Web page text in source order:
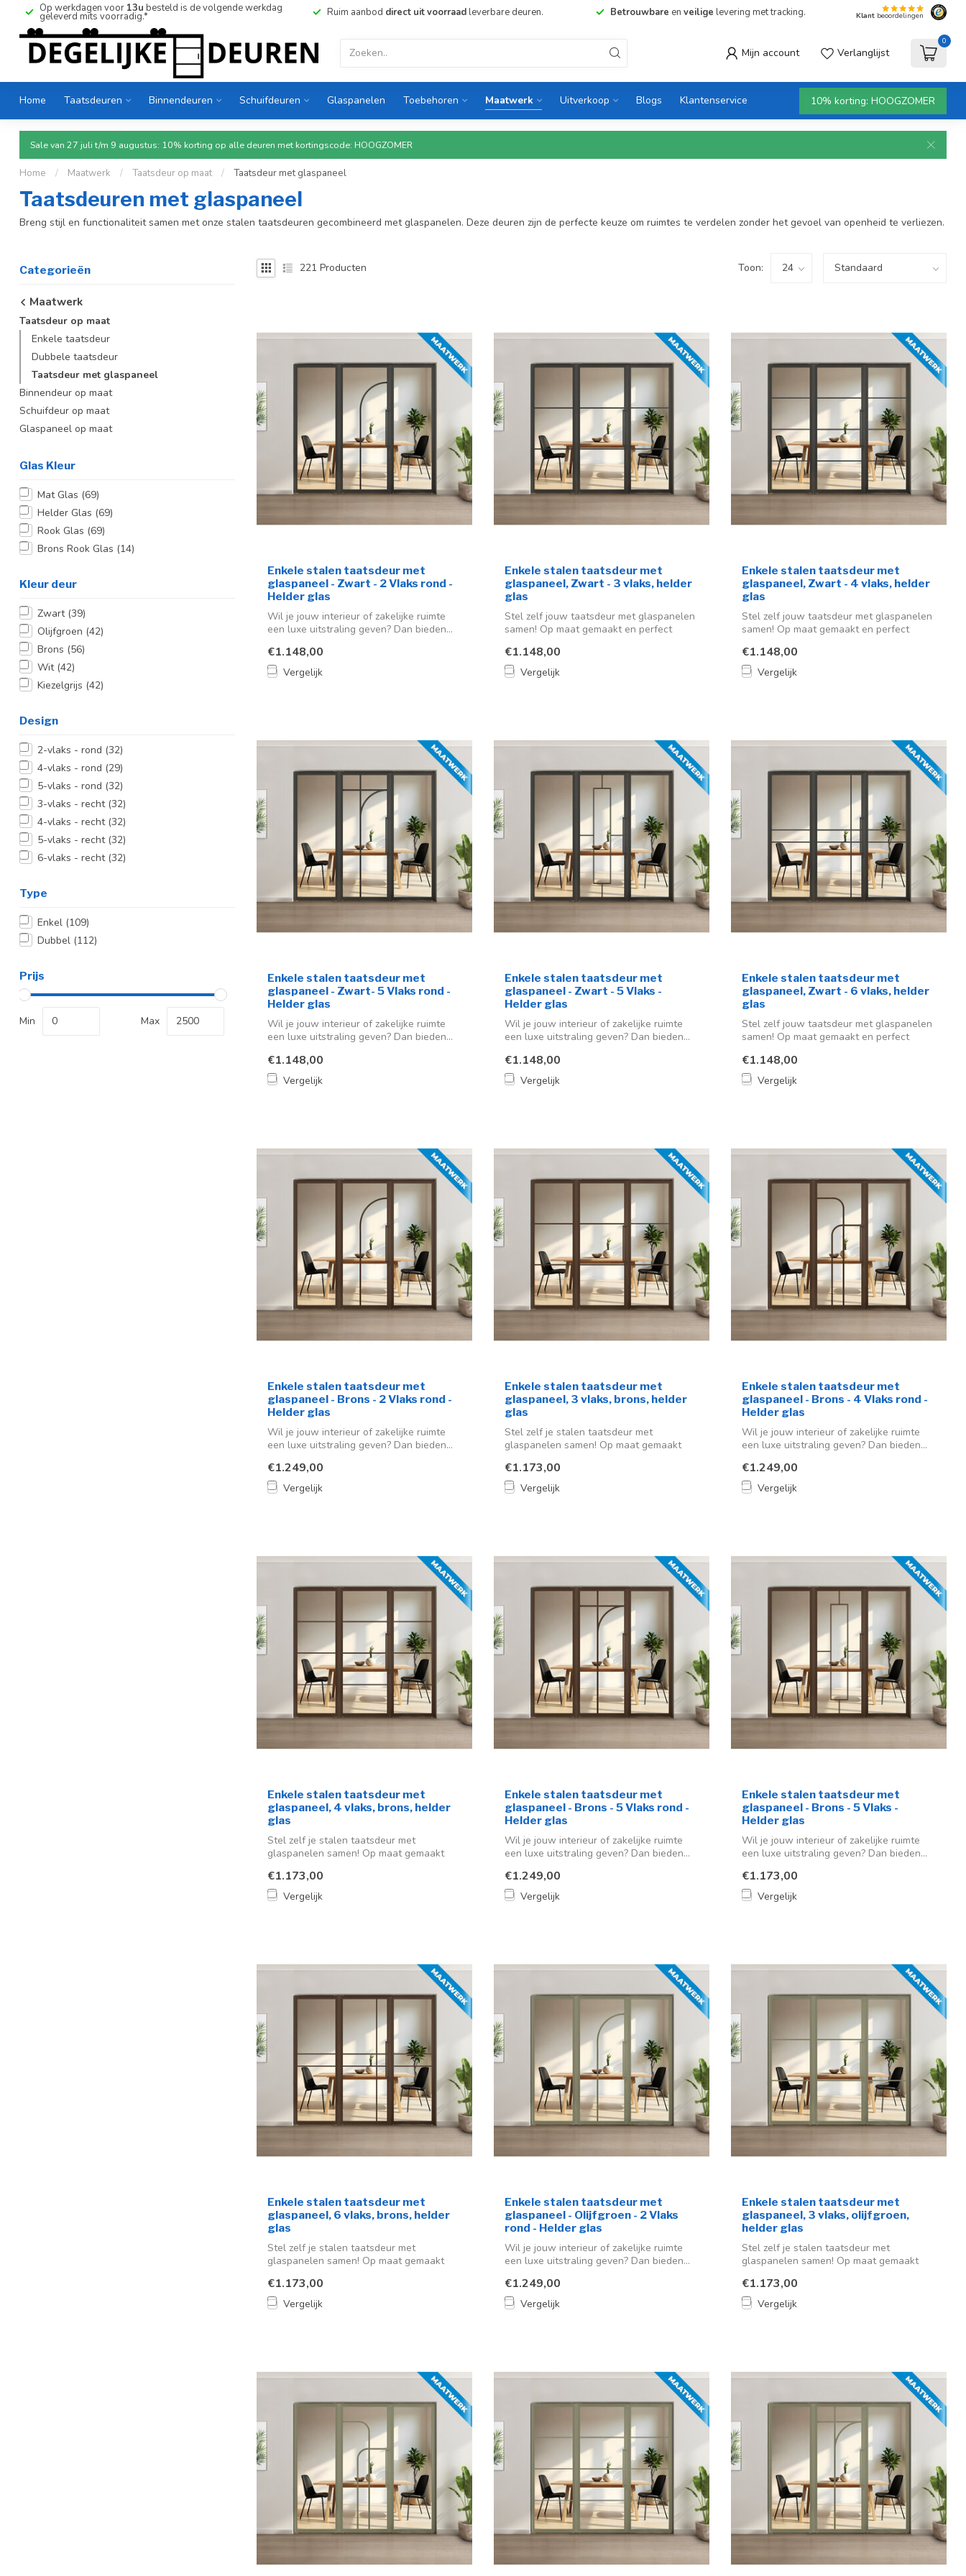
Op werkdagen voor 13u besteld is de volgende werkdag
geleverd mits voorradig.* Ruim aanbod direct uit voorraadleverbare deuren. Betrouwbare en veilige levering met tracking. Klant beoordelingen
Mijn account Verlanglijst
0
Home Taatsdeuren Binnendeuren Schuifdeuren Glaspanelen Toebehoren Maatwerk Uitverkoop Blogs Klantenservice 10% korting: HOOGZOMER
Sale van 27 juli t/m 9 augustus: 10% korting op alle deuren met kortingscode: HOOGZOMER
Home / Maatwerk / Taatsdeur op maat / Taatsdeur met glaspaneel
Taatsdeuren met glaspaneel
Breng stijl en functionaliteit samen met onze stalen taatsdeuren gecombineerd met glaspanelen. Deze deuren zijn de perfecte keuze om ruimtes te verdelen zonder het gevoel van openheid te verliezen.
Categorieën
Maatwerk
Taatsdeur op maat
Enkele taatsdeur
Dubbele taatsdeur
Taatsdeur met glaspaneel
Binnendeur op maat
Schuifdeur op maat
Glaspaneel op maat
Glas Kleur
Mat Glas (69)
Helder Glas (69)
Rook Glas (69)
Brons Rook Glas (14)
Kleur deur
Zwart (39)
Olijfgroen (42)
Brons (56)
Wit (42)
Kiezelgrijs (42)
Design
2-vlaks - rond (32)
4-vlaks - rond (29)
5-vlaks - rond (32)
3-vlaks - recht (32)
4-vlaks - recht (32)
5-vlaks - recht (32)
6-vlaks - recht (32)
Type
Enkel (109)
Dubbel (112)
Prijs
Min Max
221 Producten Toon:
Enkele stalen taatsdeur met
glaspaneel - Zwart - 2 Vlaks rond -
Helder glas
Wil je jouw interieur of zakelijke ruimte
een luxe uitstraling geven? Dan bieden...
€1.148,00
Vergelijk
Enkele stalen taatsdeur met
glaspaneel, Zwart - 3 vlaks, helder
glas
Stel zelf jouw taatsdeur met glaspanelen
samen! Op maat gemaakt en perfect
€1.148,00
Vergelijk
Enkele stalen taatsdeur met
glaspaneel, Zwart - 4 vlaks, helder
glas
Stel zelf jouw taatsdeur met glaspanelen
samen! Op maat gemaakt en perfect
€1.148,00
Vergelijk
Enkele stalen taatsdeur met
glaspaneel - Zwart- 5 Vlaks rond -
Helder glas
Wil je jouw interieur of zakelijke ruimte
een luxe uitstraling geven? Dan bieden...
€1.148,00
Vergelijk
Enkele stalen taatsdeur met
glaspaneel - Zwart - 5 Vlaks -
Helder glas
Wil je jouw interieur of zakelijke ruimte
een luxe uitstraling geven? Dan bieden...
€1.148,00
Vergelijk
Enkele stalen taatsdeur met
glaspaneel, Zwart - 6 vlaks, helder
glas
Stel zelf jouw taatsdeur met glaspanelen
samen! Op maat gemaakt en perfect
€1.148,00
Vergelijk
Enkele stalen taatsdeur met
glaspaneel - Brons - 2 Vlaks rond -
Helder glas
Wil je jouw interieur of zakelijke ruimte
een luxe uitstraling geven? Dan bieden...
€1.249,00
Vergelijk
Enkele stalen taatsdeur met
glaspaneel, 3 vlaks, brons, helder
glas
Stel zelf je stalen taatsdeur met
glaspanelen samen! Op maat gemaakt
€1.173,00
Vergelijk
Enkele stalen taatsdeur met
glaspaneel - Brons - 4 Vlaks rond -
Helder glas
Wil je jouw interieur of zakelijke ruimte
een luxe uitstraling geven? Dan bieden...
€1.249,00
Vergelijk
Enkele stalen taatsdeur met
glaspaneel, 4 vlaks, brons, helder
glas
Stel zelf je stalen taatsdeur met
glaspanelen samen! Op maat gemaakt
€1.173,00
Vergelijk
Enkele stalen taatsdeur met
glaspaneel - Brons - 5 Vlaks rond -
Helder glas
Wil je jouw interieur of zakelijke ruimte
een luxe uitstraling geven? Dan bieden...
€1.249,00
Vergelijk
Enkele stalen taatsdeur met
glaspaneel - Brons - 5 Vlaks -
Helder glas
Wil je jouw interieur of zakelijke ruimte
een luxe uitstraling geven? Dan bieden...
€1.173,00
Vergelijk
Enkele stalen taatsdeur met
glaspaneel, 6 vlaks, brons, helder
glas
Stel zelf je stalen taatsdeur met
glaspanelen samen! Op maat gemaakt
€1.173,00
Vergelijk
Enkele stalen taatsdeur met
glaspaneel - Olijfgroen - 2 Vlaks
rond - Helder glas
Wil je jouw interieur of zakelijke ruimte
een luxe uitstraling geven? Dan bieden...
€1.249,00
Vergelijk
Enkele stalen taatsdeur met
glaspaneel, 3 vlaks, olijfgroen,
helder glas
Stel zelf je stalen taatsdeur met
glaspanelen samen! Op maat gemaakt
€1.173,00
Vergelijk